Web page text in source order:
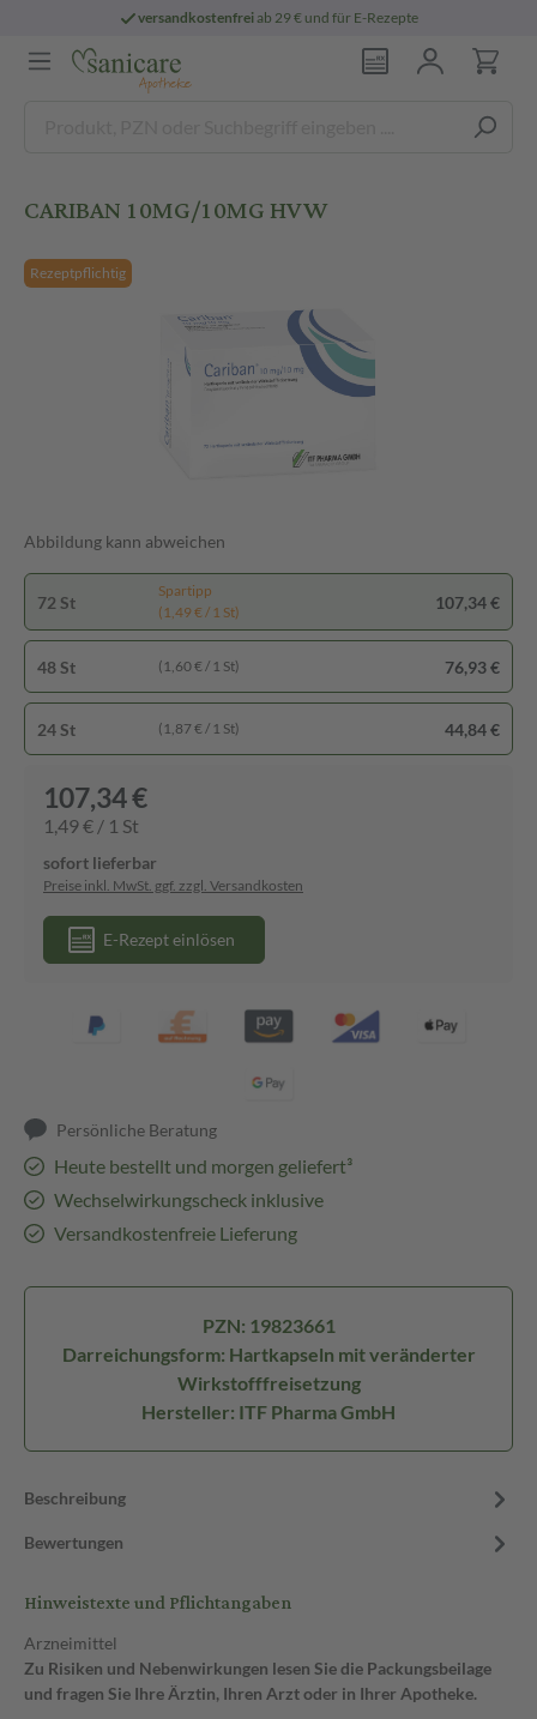
versandkostenfreiab 29 € und für E-Rezepte
CARIBAN 10MG/10MG HVW
Rezeptpflichtig
Abbildung kann abweichen
72 St
Spartipp
(1,49 € / 1 St)
107,34 €
48 St (1,60 € / 1 St) 76,93 €
24 St (1,87 € / 1 St) 44,84 €
107,34 €
1,49 € / 1 St
sofort lieferbar
Preise inkl. MwSt. ggf. zzgl. Versandkosten
E-Rezept einlösen
Persönliche Beratung
Heute bestellt und morgen geliefert³
Wechselwirkungscheck inklusive
Versandkostenfreie Lieferung
PZN: 19823661
Darreichungsform: Hartkapseln mit veränderter
Wirkstofffreisetzung
Hersteller: ITF Pharma GmbH
Beschreibung
Bewertungen
Hinweistexte und Pflichtangaben
Arzneimittel
Zu Risiken und Nebenwirkungen lesen Sie die Packungsbeilage
und fragen Sie Ihre Ärztin, Ihren Arzt oder in Ihrer Apotheke.